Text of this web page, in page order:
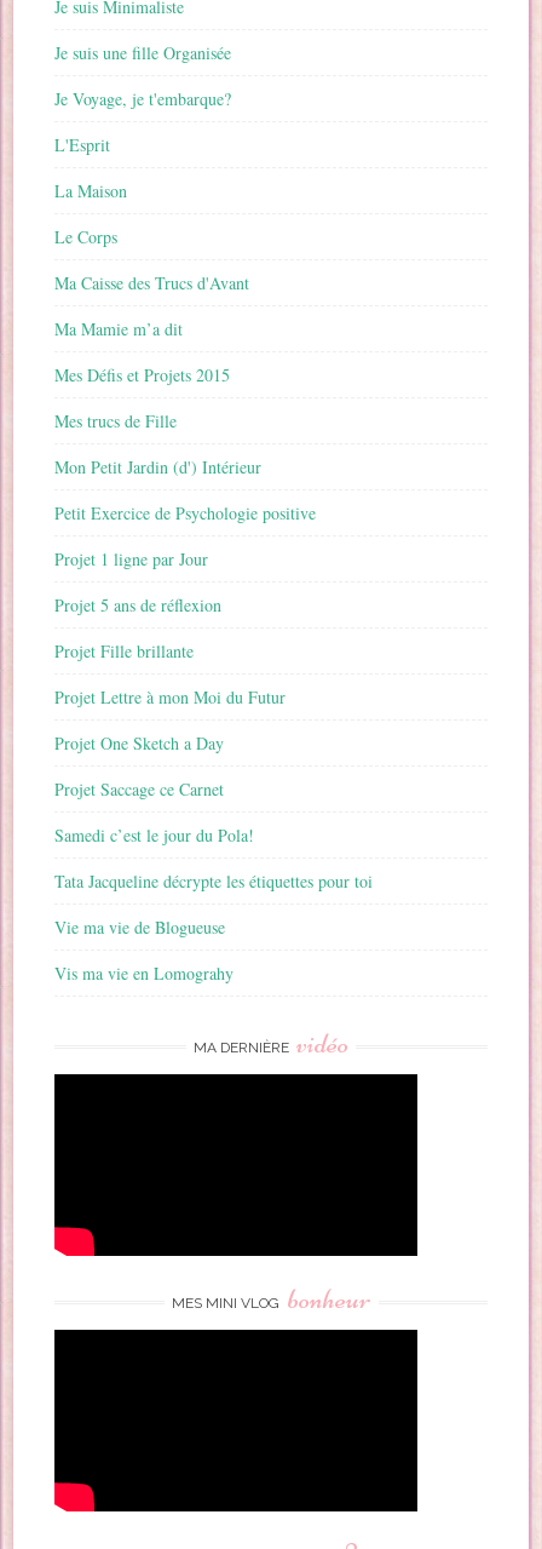
Je suis Minimaliste
Je suis une fille Organisée
Je Voyage, je t'embarque?
L'Esprit
La Maison
Le Corps
Ma Caisse des Trucs d'Avant
Ma Mamie m’a dit
Mes Défis et Projets 2015
Mes trucs de Fille
Mon Petit Jardin (d') Intérieur
Petit Exercice de Psychologie positive
Projet 1 ligne par Jour
Projet 5 ans de réflexion
Projet Fille brillante
Projet Lettre à mon Moi du Futur
Projet One Sketch a Day
Projet Saccage ce Carnet
Samedi c’est le jour du Pola!
Tata Jacqueline décrypte les étiquettes pour toi
Vie ma vie de Blogueuse
Vis ma vie en Lomograhy
MA DERNIÈRE vidéo
MES MINI VLOG bonheur